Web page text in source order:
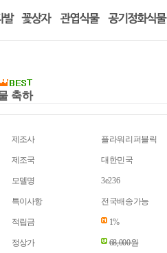
축하
제조사 플라워리퍼블릭
제조국 대한민국
모델명 3e236
특이사항 전국배송가능
적립금 1%
정상가 68,000원